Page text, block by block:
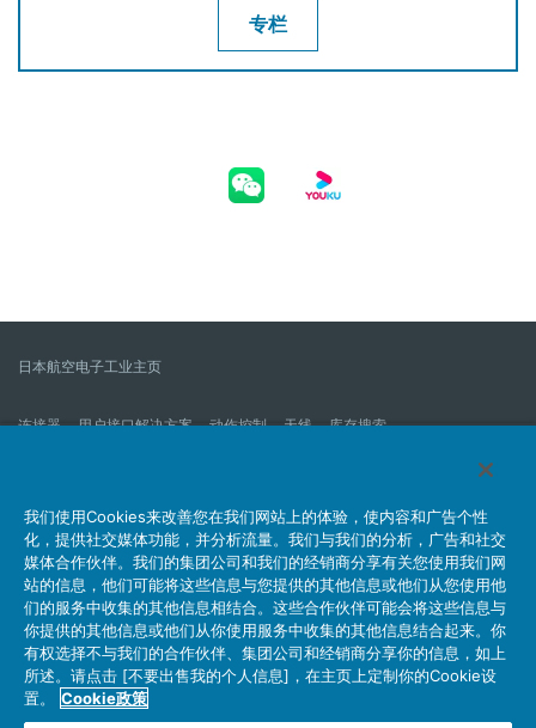
专栏
日本航空电子工业主页
连接器 用户接口解决方案 动作控制 天线 库存搜索
我们的公司 企业社会责任 IR消息 公司新到信息列表
产品信息新的列表
网站地图
联系我们
个人信息保护方针 JAE Cookie政策
关于利用本网站
社交媒体官方账号运营方针
我们使用Cookies来改善您在我们网站上的体验，使内容和广告个性
化，提供社交媒体功能，并分析流量。我们与我们的分析，广告和社交
媒体合作伙伴。我们的集团公司和我们的经销商分享有关您使用我们网
站的信息，他们可能将这些信息与您提供的其他信息或他们从您使用他
们的服务中收集的其他信息相结合。这些合作伙伴可能会将这些信息与
你提供的其他信息或他们从你使用服务中收集的其他信息结合起来。你
有权选择不与我们的合作伙伴、集团公司和经销商分享你的信息，如上
所述。请点击 [不要出售我的个人信息]，在主页上定制你的Cookie设
置。
Cookie政策